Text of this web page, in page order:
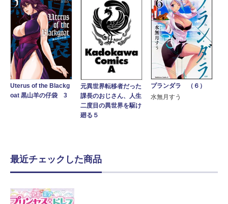
Uterus of the Blackg
oat 黒山羊の仔袋 3
元異世界転移者だった
課長のおじさん、人生
二度目の異世界を駆け
廻る５
プランダラ （６）
水無月すう
最近チェックした商品